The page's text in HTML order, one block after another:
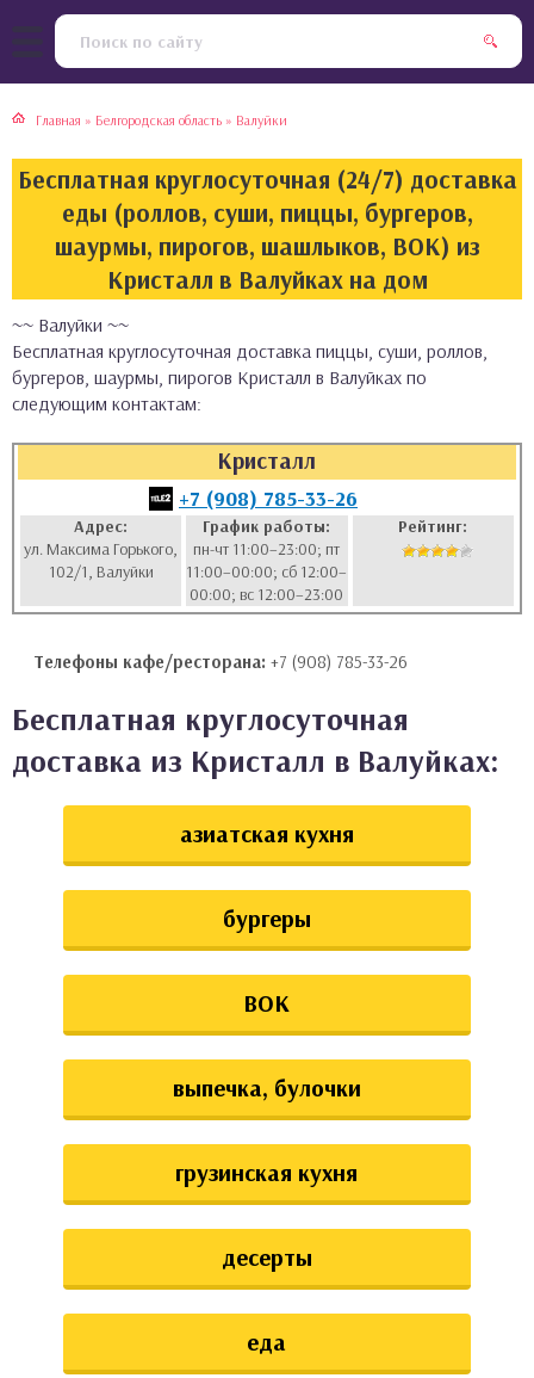
Главная » Белгородская область » Валуйки
Бесплатная круглосуточная (24/7) доставка
еды (роллов, суши, пиццы, бургеров,
шаурмы, пирогов, шашлыков, ВОК) из
Кристалл в Валуйках на дом
~~ Валуйки ~~
Бесплатная круглосуточная доставка пиццы, суши, роллов,
бургеров, шаурмы, пирогов Кристалл в Валуйках по
следующим контактам:
Кристалл
+7 (908) 785-33-26
Адрес:
ул. Максима Горького,
102/1, Валуйки
График работы:
пн-чт 11:00–23:00; пт
11:00–00:00; сб 12:00–
00:00; вс 12:00–23:00
Рейтинг:
Телефоны кафе/ресторана: +7 (908) 785-33-26
Бесплатная круглосуточная
доставка из Кристалл в Валуйках:
азиатская кухня
бургеры
ВОК
выпечка, булочки
грузинская кухня
десерты
еда
кухня
кухня
кухня
кухня
булочки